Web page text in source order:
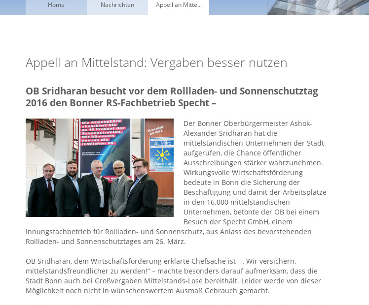
Home Nachrichten Appell an Mitte…
Appell an Mittelstand: Vergaben besser nutzen
OB Sridharan besucht vor dem Rollladen- und Sonnenschutztag
2016 den Bonner RS-Fachbetrieb Specht –
Der Bonner Oberbürgermeister Ashok-
Alexander Sridharan hat die
mittelständischen Unternehmen der Stadt
aufgerufen, die Chance öffentlicher
Ausschreibungen stärker wahrzunehmen.
Wirkungsvolle Wirtschaftsförderung
bedeute in Bonn die Sicherung der
Beschäftigung und damit der Arbeitsplätze
in den 16.000 mittelständischen
Unternehmen, betonte der OB bei einem
Besuch der Specht GmbH, einem
Innungsfachbetrieb für Rollladen- und Sonnenschutz, aus Anlass des bevorstehenden
Rollladen- und Sonnenschutztages am 26. März.
OB Sridharan, dem Wirtschaftsförderung erklärte Chefsache ist – „Wir versichern,
mittelstandsfreundlicher zu werden!“ – machte besonders darauf aufmerksam, dass die
Stadt Bonn auch bei Großvergaben Mittelstands-Lose bereithält. Leider werde von dieser
Möglichkeit noch nicht in wünschenswertem Ausmaß Gebrauch gemacht.